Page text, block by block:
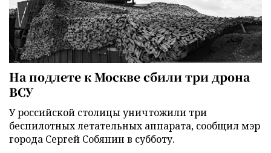
На подлете к Москве сбили три дрона
ВСУ
У российской столицы уничтожили три
беспилотных летательных аппарата, сообщил мэр
города Сергей Собянин в субботу.